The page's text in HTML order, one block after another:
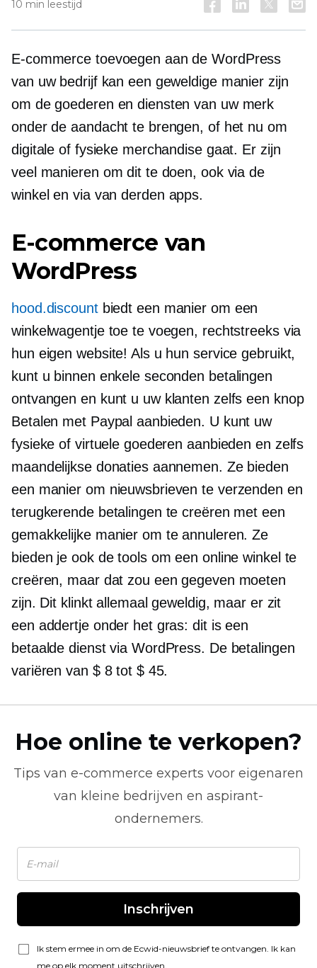
10 min leestijd
E-commerce toevoegen aan de WordPress
van uw bedrijf kan een geweldige manier zijn
om de goederen en diensten van uw merk
onder de aandacht te brengen, of het nu om
digitale of fysieke merchandise gaat. Er zijn
veel manieren om dit te doen, ook via de
winkel en via van derden apps.
E-commerce van
WordPress
hood.discountbiedt een manier om een ​​
winkelwagentje toe te voegen, rechtstreeks via
hun eigen website! Als u hun service gebruikt,
kunt u binnen enkele seconden betalingen
ontvangen en kunt u uw klanten zelfs een knop
Betalen met Paypal aanbieden. U kunt uw
fysieke of virtuele goederen aanbieden en zelfs
maandelijkse donaties aannemen. Ze bieden
een manier om nieuwsbrieven te verzenden en
terugkerende betalingen te creëren met een
gemakkelijke manier om te annuleren. Ze
bieden je ook de tools om een ​​online winkel te
creëren, maar dat zou een gegeven moeten
zijn. Dit klinkt allemaal geweldig, maar er zit
een addertje onder het gras: dit is een
betaalde dienst via WordPress. De betalingen
variëren van $ 8 tot $ 45.
Hoe online te verkopen?
Tips van e-commerce experts voor eigenaren
van kleine bedrijven en aspirant-
ondernemers.
Inschrijven
Ik stem ermee in om de Ecwid-nieuwsbrief te ontvangen. Ik kan
me op elk moment uitschrijven.